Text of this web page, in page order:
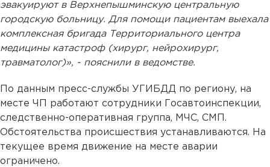
эвакуируют в Верхнепышминскую центральную
городскую больницу. Для помощи пациентам выехала
комплексная бригада Территориального центра
медицины катастроф (хирург, нейрохирург,
травматолог)», - пояснили в ведомстве.
По данным пресс-службы УГИБДД по региону, на
месте ЧП работают сотрудники Госавтоинспекции,
следственно-оперативная группа, МЧС, СМП.
Обстоятельства происшествия устанавливаются. На
текущее время движение на месте аварии
ограничено.